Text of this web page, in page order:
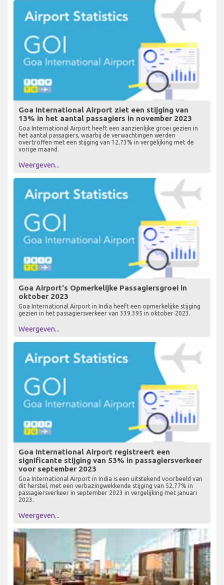
Goa International Airport ziet een stijging van
13% in het aantal passagiers in november 2023
Goa International Airport heeft een aanzienlijke groei gezien in
het aantal passagiers, waarbij de verwachtingen werden
overtroffen met een stijging van 12,73% in vergelijking met de
vorige maand.
Weergeven...
Goa Airport's Opmerkelijke Passagiersgroei in
oktober 2023
Goa International Airport in India heeft een opmerkelijke stijging
gezien in het passagiersverkeer van 339.395 in oktober 2023.
Weergeven...
Goa International Airport registreert een
significante stijging van 53% in passagiersverkeer
voor september 2023
Goa International Airport in India is een uitstekend voorbeeld van
dit herstel, met een verbazingwekkende stijging van 52,77% in
passagiersverkeer in september 2023 in vergelijking met januari
2023.
Weergeven...